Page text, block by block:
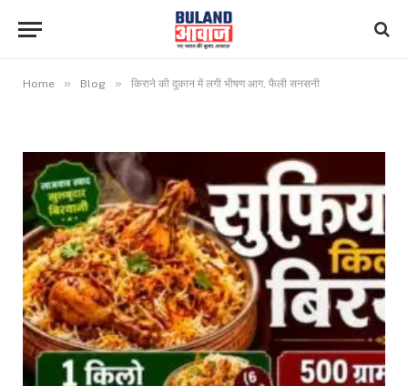
Home » Blog » किराने की दुकान में लगी भीषण आग, फैली सनसनी